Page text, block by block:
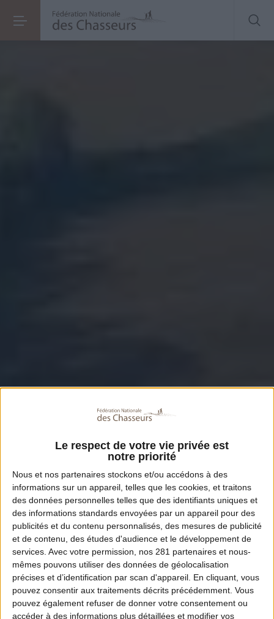
Le respect de votre vie privée est
notre priorité
Nous et nos partenaires stockons et/ou accédons à des
informations sur un appareil, telles que les cookies, et traitons
des données personnelles telles que des identifiants uniques et
des informations standards envoyées par un appareil pour des
publicités et du contenu personnalisés, des mesures de publicité
et de contenu, des études d'audience et le développement de
services. Avec votre permission, nos 281 partenaires et nous-
mêmes pouvons utiliser des données de géolocalisation
précises et d’identification par scan d'appareil. En cliquant, vous
pouvez consentir aux traitements décrits précédemment. Vous
pouvez également refuser de donner votre consentement ou
accéder à des informations plus détaillées et modifier vos